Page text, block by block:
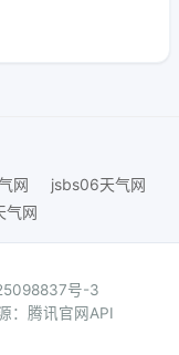
网
jsbs06天气网
气网
号-3
：腾讯官网API